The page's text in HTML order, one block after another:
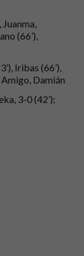
(66’),
Iribas (66’),
Amigo, Damián
3-0 (42’);